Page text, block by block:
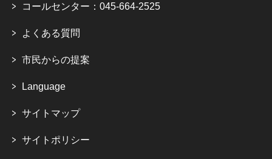
コールセンター：045-664-2525
よくある質問
市民からの提案
Language
サイトマップ
サイトポリシー